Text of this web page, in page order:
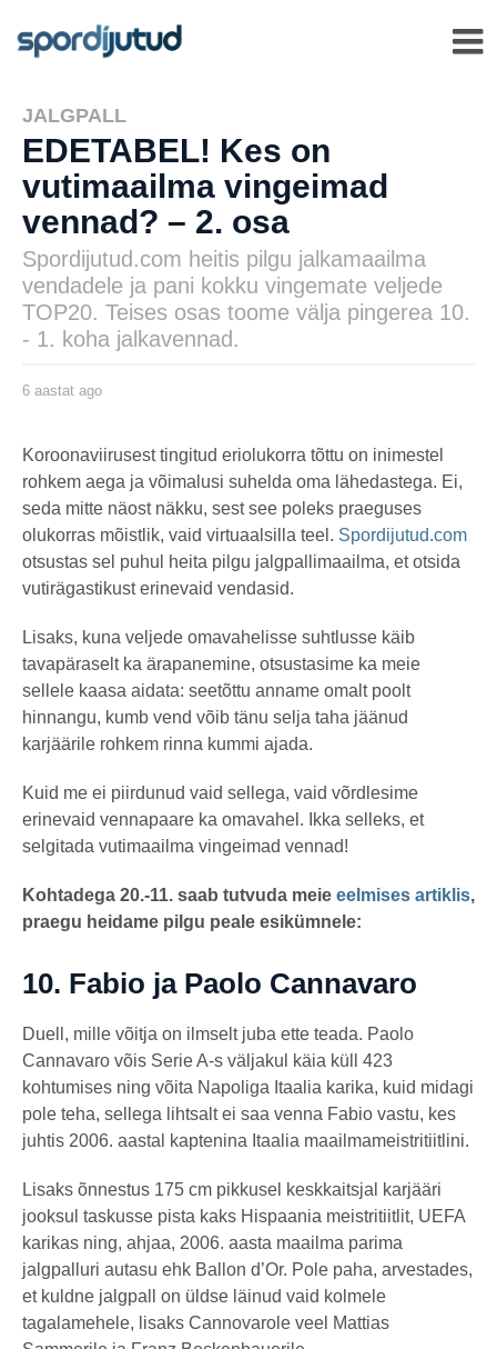
JALGPALL
EDETABEL! Kes on
vutimaailma vingeimad
vennad? – 2. osa
Spordijutud.com heitis pilgu jalkamaailma
vendadele ja pani kokku vingemate veljede
TOP20. Teises osas toome välja pingerea 10.
- 1. koha jalkavennad.
msavi
6 aastat ago
t
t
g
o
Koroonaviirusest tingitud eriolukorra tõttu on inimestel
rohkem aega ja võimalusi suhelda oma lähedastega. Ei,
seda mitte näost näkku, sest see poleks praeguses
olukorras mõistlik, vaid virtuaalsilla teel. Spordijutud.com
otsustas sel puhul heita pilgu jalgpallimaailma, et otsida
vutirägastikust erinevaid vendasid.
Lisaks, kuna veljede omavahelisse suhtlusse käib
tavapäraselt ka ärapanemine, otsustasime ka meie
sellele kaasa aidata: seetõttu anname omalt poolt
hinnangu, kumb vend võib tänu selja taha jäänud
karjäärile rohkem rinna kummi ajada.
Kuid me ei piirdunud vaid sellega, vaid võrdlesime
erinevaid vennapaare ka omavahel. Ikka selleks, et
selgitada vutimaailma vingeimad vennad!
Kohtadega 20.-11. saab tutvuda meie eelmises artiklis,
praegu heidame pilgu peale esikümnele:
10. Fabio ja Paolo Cannavaro
Duell, mille võitja on ilmselt juba ette teada. Paolo
Cannavaro võis Serie A-s väljakul käia küll 423
kohtumises ning võita Napoliga Itaalia karika, kuid midagi
pole teha, sellega lihtsalt ei saa venna Fabio vastu, kes
juhtis 2006. aastal kaptenina Itaalia maailmameistritiitlini.
Lisaks õnnestus 175 cm pikkusel keskkaitsjal karjääri
jooksul taskusse pista kaks Hispaania meistritiitlit, UEFA
karikas ning, ahjaa, 2006. aasta maailma parima
jalgpalluri autasu ehk Ballon d’Or. Pole paha, arvestades,
et kuldne jalgpall on üldse läinud vaid kolmele
tagalamehele, lisaks Cannovarole veel Mattias